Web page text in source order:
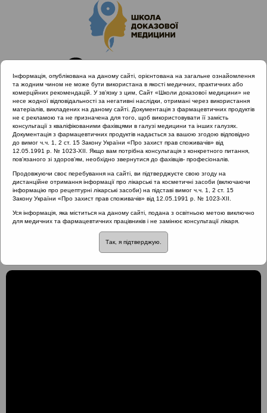
Головна
Проведені заходи
Науково-практична конференція «Міждисциплінарний підхід
до проблеми хронічного риносинуситу в рамках нових
клінічних рекомендацій» (Вінниця) 25.01.2019
Муковісцидоз та риносинусит
Муковісцидоз та
риносинусит
Інформація, опублікована на даному сайті, орієнтована на загальне ознайомлення
та жодним чином не може бути використана в якості медичних, практичних або
комерційних рекомендацій. У зв’язку з цим, Сайт «Школи доказової медицини» не
несе жодної відповідальності за негативні наслідки, отримані через використання
матеріалів, викладених на даному сайті. Документація з фармацевтичних продуктів
не є рекламою та не призначена для того, щоб використовувати її замість
консультації з кваліфікованими фахівцями в галузі медицини та інших галузях.
Документація з фармацевтичних продуктів надається за вашою згодою відповідно
до вимог ч.ч. 1, 2 ст. 15 Закону України «Про захист прав споживачів» від
12.05.1991 р. № 1023-XII. Якщо вам потрібна консультація з конкретного питання,
пов’язаного зі здоров’ям, необхідно звернутися до фахівців- професіоналів.
Продовжуючи своє перебування на сайті, ви підтверджуєте свою згоду на
дистанційне отримання інформації про лікарські та косметичні засоби (включаючи
інформацію про рецептурні лікарські засоби) на підставі вимог ч.ч. 1, 2 ст. 15
Закону України «Про захист прав споживачів» від 12.05.1991 р. № 1023-XII.
Уся інформація, яка міститься на даному сайті, подана з освітньою метою виключно
для медичних та фармацевтичних працівників і не замінює консультації лікаря.
Так, я підтверджую.